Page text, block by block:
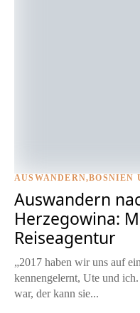
AUSWANDERN BOSNIEN
Auswandern
Herzegowina:
Reiseagentur
„2017 haben wir uns auf
kennengelernt, Ute und
war, der kann sie...